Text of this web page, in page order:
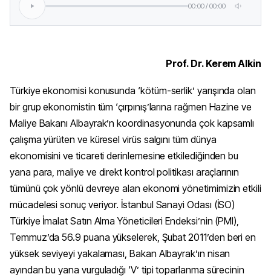
00:00/00:00
Prof. Dr. Kerem Alkin
Türkiye ekonomisi konusunda ‘kötüm-serlik’ yarışında olan
bir grup ekonomistin tüm ‘çırpınış’larına rağmen Hazine ve
Maliye Bakanı Albayrak’n koordinasyonunda çok kapsamlı
çalışma yürüten ve küresel virüs salgını tüm dünya
ekonomisini ve ticareti derinlemesine etkilediğinden bu
yana para, maliye ve direkt kontrol politikası araçlarının
tümünü çok yönlü devreye alan ekonomi yönetimimizin etkili
mücadelesi sonuç veriyor. İstanbul Sanayi Odası (İSO)
Türkiye İmalat Satın Alma Yöneticileri Endeksi’nin (PMI),
Temmuz’da 56.9 puana yükselerek, Şubat 2011’den beri en
yüksek seviyeyi yakalaması, Bakan Albayrak’ın nisan
ayından bu yana vurguladığı ‘V’ tipi toparlanma sürecinin